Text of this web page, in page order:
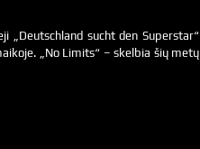
„Deutschland sucht den Superstar“
„No Limits“ – skelbia šių metų